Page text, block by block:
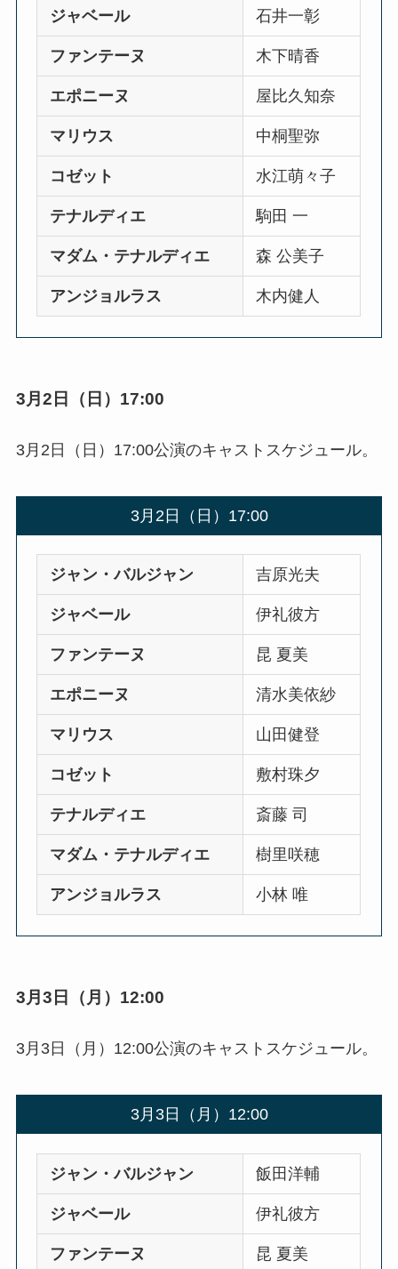
ジャベール 石井一彰
ファンテーヌ 木下晴香
エポニーヌ 屋比久知奈
マリウス 中桐聖弥
コゼット 水江萌々子
テナルディエ 駒田 一
マダム・テナルディエ 森 公美子
アンジョルラス 木内健人
3月2日（日）17:00
3月2日（日）17:00公演のキャストスケジュール。
3月2日（日）17:00
ジャン・バルジャン 吉原光夫
ジャベール 伊礼彼方
ファンテーヌ 昆 夏美
エポニーヌ 清水美依紗
マリウス 山田健登
コゼット 敷村珠夕
テナルディエ 斎藤 司
マダム・テナルディエ 樹里咲穂
アンジョルラス 小林 唯
3月3日（月）12:00
3月3日（月）12:00公演のキャストスケジュール。
3月3日（月）12:00
ジャン・バルジャン 飯田洋輔
ジャベール 伊礼彼方
ファンテーヌ 昆 夏美